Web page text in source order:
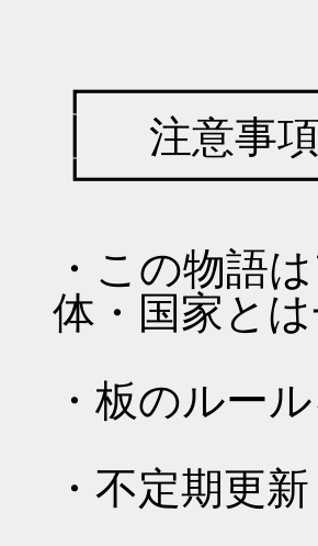
┃ 注意事
・この物語
体・国家と
・板のルー
・不定期更新